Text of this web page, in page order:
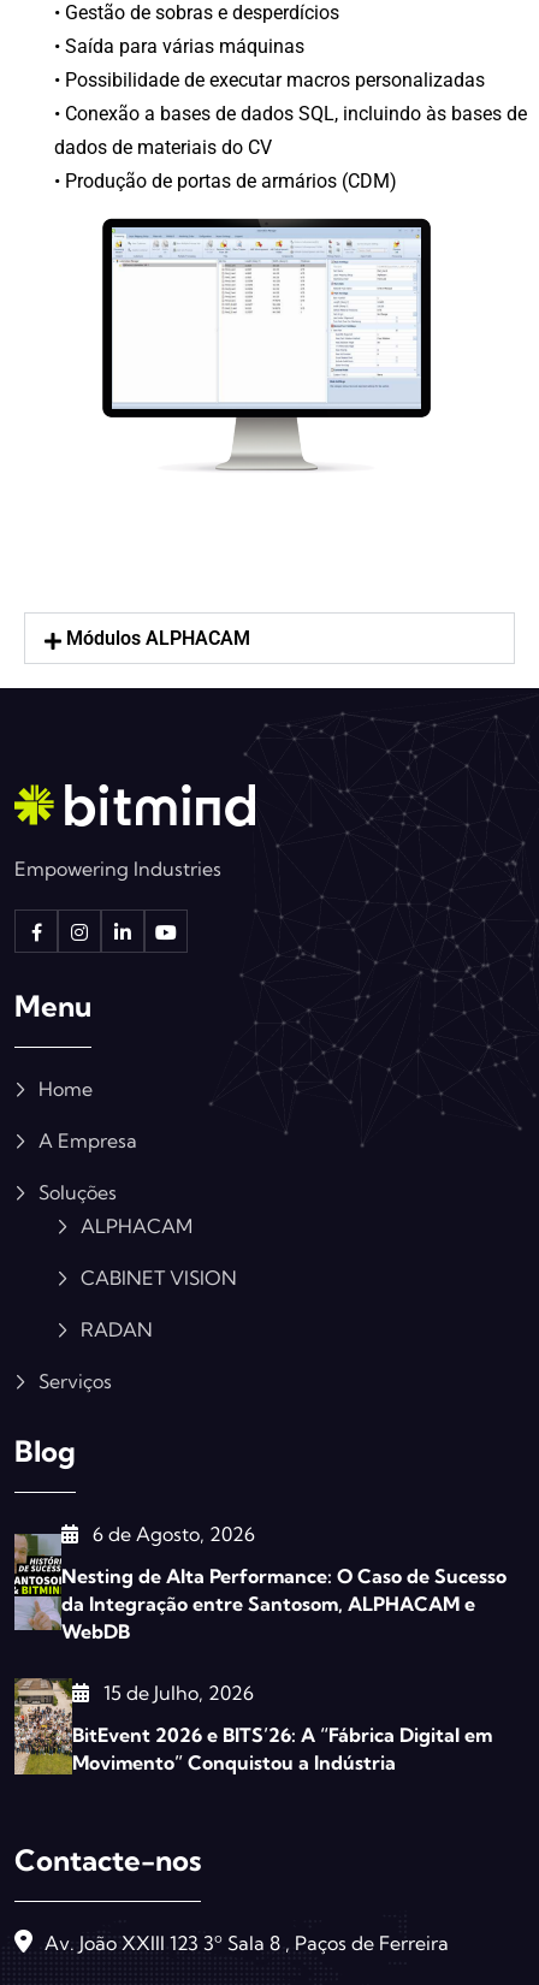
• Gestão de sobras e desperdícios
• Saída para várias máquinas
• Possibilidade de executar macros personalizadas
• Conexão a bases de dados SQL, incluindo às bases de
dados de materiais do CV
• Produção de portas de armários (CDM)
Módulos ALPHACAM
Empowering Industries
Menu
Home
A Empresa
Soluções
ALPHACAM
CABINET VISION
RADAN
Serviços
Blog
6 de Agosto, 2026
Nesting de Alta Performance: O Caso de Sucesso
da Integração entre Santosom, ALPHACAM e
WebDB
15 de Julho, 2026
BitEvent 2026 e BITS’26: A “Fábrica Digital em
Movimento” Conquistou a Indústria
Contacte-nos
Av. João XXIII 123 3º Sala 8 , Paços de Ferreira